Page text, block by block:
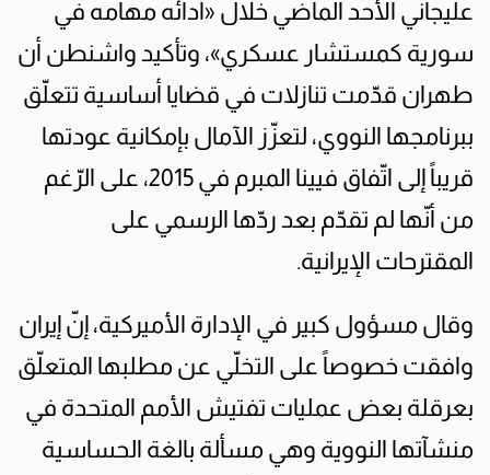
عليجاني الأحد الماضي خلال «أدائه مهامه في
سورية كمستشار عسكري»، وتأكيد واشنطن أن
طهران قدّمت تنازلات في قضايا أساسية تتعلّق
ببرنامجها النووي، لتعزّز الآمال بإمكانية عودتها
قريباً إلى اتّفاق فيينا المبرم في 2015، على الرّغم
من أنّها لم تقدّم بعد ردّها الرسمي على
المقترحات الإيرانية.
وقال مسؤول كبير في الإدارة الأميركية، إنّ إيران
وافقت خصوصاً على التخلّي عن مطلبها المتعلّق
بعرقلة بعض عمليات تفتيش الأمم المتحدة في
منشآتها النووية وهي مسألة بالغة الحساسية